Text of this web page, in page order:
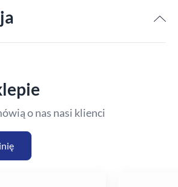
o nas nasi klienci